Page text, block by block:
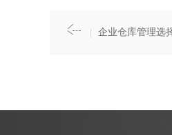
企业仓库管理选